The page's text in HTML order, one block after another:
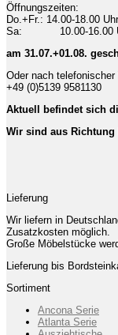
Öffnungszeiten:
Do.+Fr.: 14.00-18.00 Uhr
Sa: 10.00-16.00
am 31.07.+01.08.
Oder nach telefonischer
+49 (0)5139 9581130
Aktuell befindet sich
Wir sind aus
Lieferung
Wir liefern in
Zusatzkosten möglich.
Große Möbelstücke
Lieferung bis
Sortiment
Ancona Serie
Atlanta Serie